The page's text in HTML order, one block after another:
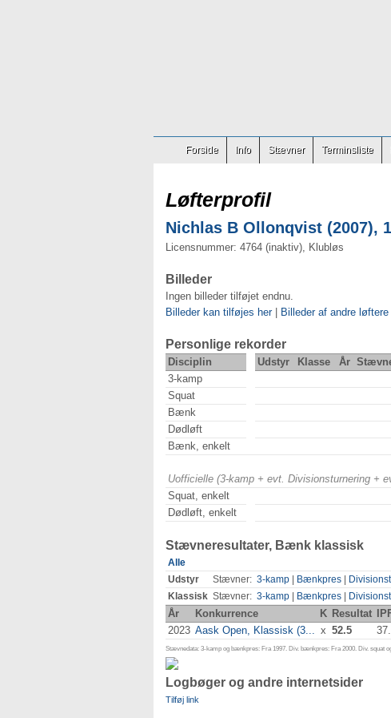
Forside Info Stævner Terminsliste
Løfterprofil
Nichlas B Ollonqvist (2007),
Licensnummer: 4764 (inaktiv), Klubløs
Billeder
Ingen billeder tilføjet endnu.
Billeder kan tilføjes her| Billeder af andre løftere
Personlige rekorder
Disciplin Udstyr Klasse År
3-kamp
Squat
Bænk
Dødløft
Bænk, enkelt
Uofficielle (3-kamp + evt. Divisionsturnering +
Squat, enkelt
Dødløft, enkelt
Stævneresultater, Bænk klassisk
Alle
Udstyr
Stævner: 3-kamp Bænkpres
Klassisk Stævner: 3-kamp Bænkpres
År Konkurrence K Resultat
2023 Aask Open, Klassisk (3... x 52.5
Stævnedata: 3-kamp og bænkpres: Fra 1997. Div. bænkpres: Fra 2000. Div. squat
Logbøger og andre internetsider
Tilføj link